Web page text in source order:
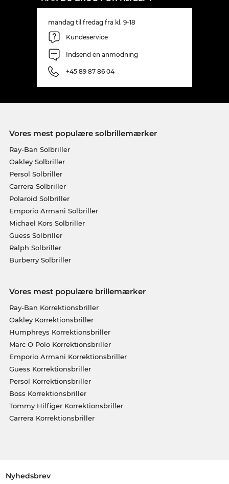
mandag til fredag fra kl. 9-18
Kundeservice
Indsend en anmodning
+45 89 87 86 04
Vores mest populære solbrillemærker
Ray-Ban Solbriller
Oakley Solbriller
Persol Solbriller
Carrera Solbriller
Polaroid Solbriller
Emporio Armani Solbriller
Michael Kors Solbriller
Guess Solbriller
Ralph Solbriller
Burberry Solbriller
Vores mest populære brillemærker
Ray-Ban Korrektionsbriller
Oakley Korrektionsbriller
Humphreys Korrektionsbriller
Marc O Polo Korrektionsbriller
Emporio Armani Korrektionsbriller
Guess Korrektionsbriller
Persol Korrektionsbriller
Boss Korrektionsbriller
Tommy Hilfiger Korrektionsbriller
Carrera Korrektionsbriller
Nyhedsbrev